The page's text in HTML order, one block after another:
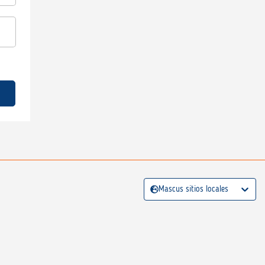
Mascus sitios locales